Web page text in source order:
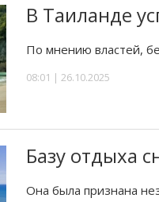
В Таиланде
По мнению властей,
08:01 | 26.10.2025
Базу отдыха
Она была признана